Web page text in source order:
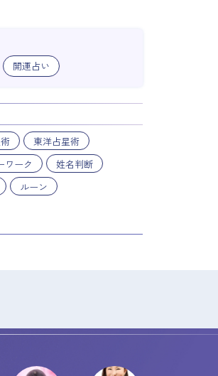
開運占い
東洋占星術
ワーク
姓名判断
ルーン